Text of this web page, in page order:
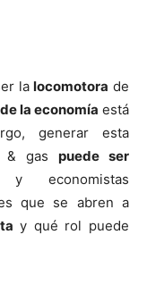
lalocomotora de
la economía está
generar esta
& gas puede ser
economistas
que se abren a
y qué rol puede